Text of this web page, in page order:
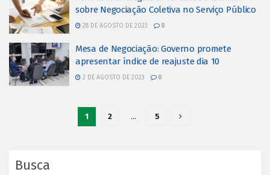
sobre Negociação Coletiva no Serviço Público
28 DE AGOSTO DE 2023 0
Mesa de Negociação: Governo promete
apresentar índice de reajuste dia 10
2 DE AGOSTO DE 2023 0
1 2 … 5
Busca